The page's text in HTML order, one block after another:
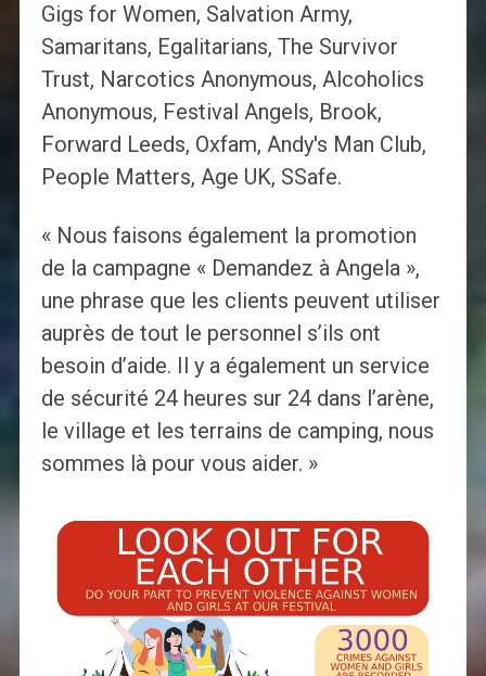
Gigs for Women, Salvation Army,
Samaritans, Egalitarians, The Survivor
Trust, Narcotics Anonymous, Alcoholics
Anonymous, Festival Angels, Brook,
Forward Leeds, Oxfam, Andy's Man Club,
People Matters, Age UK, SSafe.
« Nous faisons également la promotion
de la campagne « Demandez à Angela »,
une phrase que les clients peuvent utiliser
auprès de tout le personnel s’ils ont
besoin d’aide. Il y a également un service
de sécurité 24 heures sur 24 dans l’arène,
le village et les terrains de camping, nous
sommes là pour vous aider. »